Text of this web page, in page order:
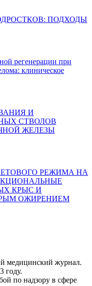
ПОДХОДЫ
регенерации при
клиническое
И
СТВОЛОВ
ЖЕЛЕЗЫ
РЕЖИМА НА
КРЫС И
ОЖИРЕНИЕМ
медицинский журнал.
году.
по надзору в сфере